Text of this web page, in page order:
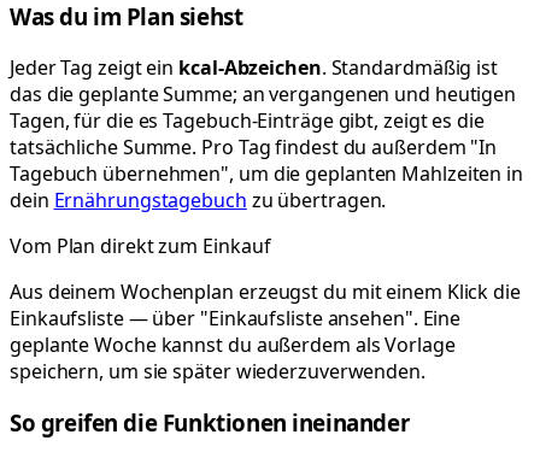
Was du im Plan siehst
Jeder Tag zeigt ein kcal-Abzeichen. Standardmäßig ist
das die geplante Summe; an vergangenen und heutigen
Tagen, für die es Tagebuch-Einträge gibt, zeigt es die
tatsächliche Summe. Pro Tag findest du außerdem "In
Tagebuch übernehmen", um die geplanten Mahlzeiten in
dein Ernährungstagebuch zu übertragen.
Vom Plan direkt zum Einkauf
Aus deinem Wochenplan erzeugst du mit einem Klick die
Einkaufsliste — über "Einkaufsliste ansehen". Eine
geplante Woche kannst du außerdem als Vorlage
speichern, um sie später wiederzuverwenden.
So greifen die Funktionen ineinander